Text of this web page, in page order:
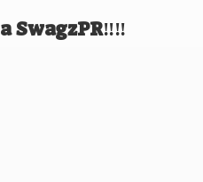
a SwagzPR‼️‼️